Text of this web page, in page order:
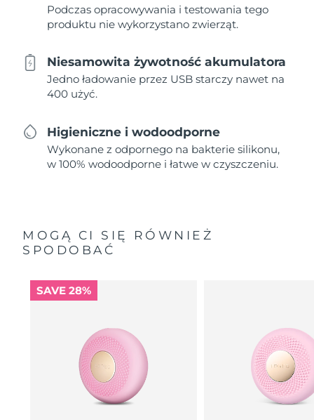
Podczas opracowywania i testowania tego
produktu nie wykorzystano zwierząt.
Niesamowita żywotność akumulatora
Jedno ładowanie przez USB starczy nawet na
400 użyć.
Higieniczne i wodoodporne
Wykonane z odpornego na bakterie silikonu,
w 100% wodoodporne i łatwe w czyszczeniu.
MOGĄ CI SIĘ RÓWNIEŻ
SPODOBAĆ
SAVE 28%